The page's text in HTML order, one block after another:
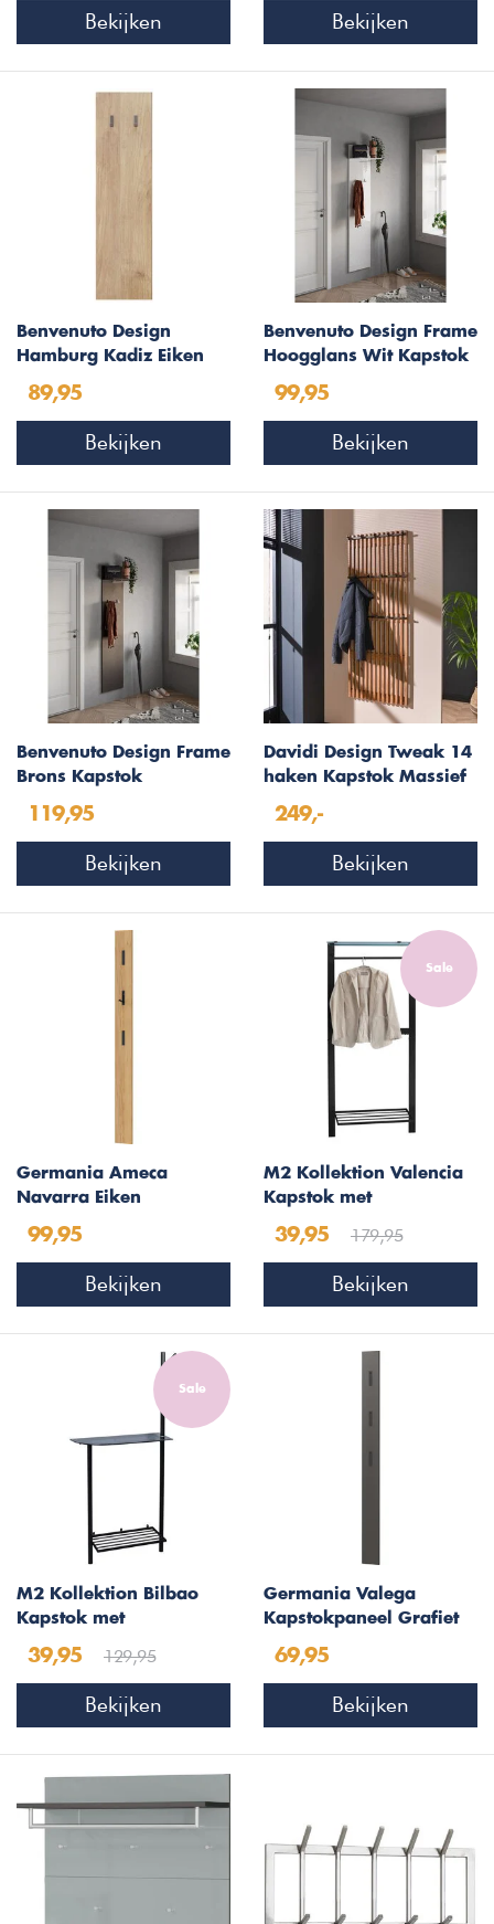
Bekijken Bekijken
Benvenuto Design
Hamburg Kadiz Eiken
89,95
Bekijken
Benvenuto Design Frame
Hoogglans Wit Kapstok
99,95
Bekijken
Benvenuto Design Frame
Brons Kapstok
119,95
Bekijken
Davidi Design Tweak 14
haken Kapstok Massief
249,-
Bekijken
Germania Ameca
Navarra Eiken
99,95
Bekijken
Sale
M2 Kollektion Valencia
Kapstok met
39,95 179,95
Bekijken
Sale
M2 Kollektion Bilbao
Kapstok met
39,95 129,95
Bekijken
Germania Valega
Kapstokpaneel Grafiet
69,95
Bekijken